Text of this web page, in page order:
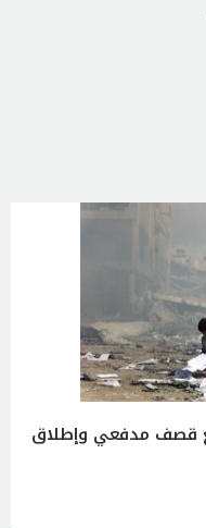
قصف مدفعي وإطلاق